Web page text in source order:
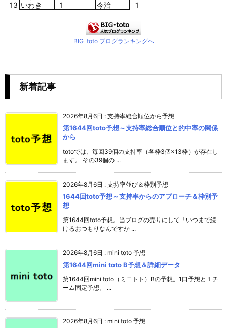
13 いわき 1 今治 1
BIG･toto ブログランキングへ
新着記事
2026年8月6日 : 支持率総合順位から予想
第1644回toto予想～支持率総合順位と的中率の関係
から
totoでは、毎回39個の支持率（各枠3個×13枠）が存在し
ます。 その39個の ...
2026年8月6日 : 支持率並び＆枠別予想
1644回toto予想～支持率からのアプローチ＆枠別予
想
第1644回toto予想。当ブログの売りにして「いつまで続
けるおつもりなんですか ...
2026年8月6日 : mini toto 予想
第1644回mini toto B予想＆詳細データ
第1644回mini toto（ミニトト）Bの予想。1口予想と１チ
ーム固定予想。 ...
2026年8月6日 : mini toto 予想